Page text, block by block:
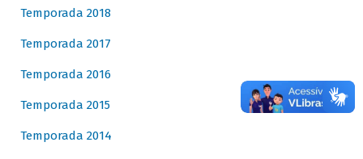
Temporada 2018
Temporada 2017
Temporada 2016
Temporada 2015
Temporada 2014